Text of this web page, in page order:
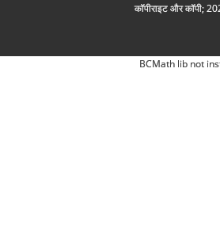
कॉपीराइट और कॉपी;
BCMath lib not